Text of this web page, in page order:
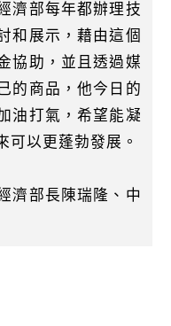
濟部每年都辦理技
和展示，藉由這個
協助，並且透過媒
的商品，他今日的
油打氣，希望能凝
可以更蓬勃發展。
濟部長陳瑞隆、中